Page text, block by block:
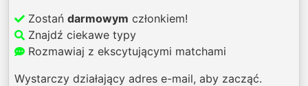
Zostań darmowym członkiem!
Znajdź ciekawe typy
Rozmawiaj z ekscytującymi matchami
Wystarczy działający adres e-mail, aby zacząć.